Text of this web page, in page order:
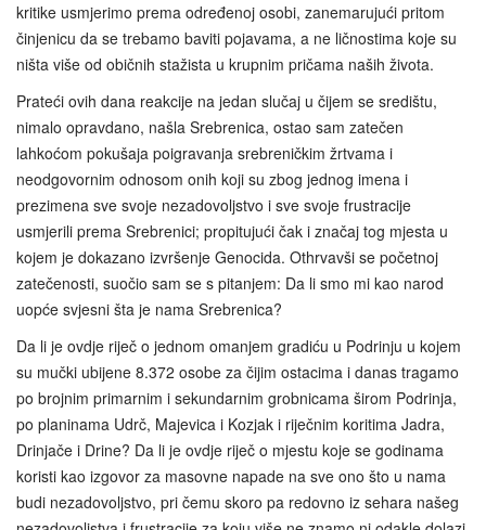
kritike usmjerimo prema određenoj osobi, zanemarujući pritom
činjenicu da se trebamo baviti pojavama, a ne ličnostima koje su
ništa više od običnih stažista u krupnim pričama naših života.
Prateći ovih dana reakcije na jedan slučaj u čijem se središtu,
nimalo opravdano, našla Srebrenica, ostao sam zatečen
lahkoćom pokušaja poigravanja srebreničkim žrtvama i
neodgovornim odnosom onih koji su zbog jednog imena i
prezimena sve svoje nezadovoljstvo i sve svoje frustracije
usmjerili prema Srebrenici; propitujući čak i značaj tog mjesta u
kojem je dokazano izvršenje Genocida. Othrvavši se početnoj
zatečenosti, suočio sam se s pitanjem: Da li smo mi kao narod
uopće svjesni šta je nama Srebrenica?
Da li je ovdje riječ o jednom omanjem gradiću u Podrinju u kojem
su mučki ubijene 8.372 osobe za čijim ostacima i danas tragamo
po brojnim primarnim i sekundarnim grobnicama širom Podrinja,
po planinama Udrč, Majevica i Kozjak i riječnim koritima Jadra,
Drinjače i Drine? Da li je ovdje riječ o mjestu koje se godinama
koristi kao izgovor za masovne napade na sve ono što u nama
budi nezadovoljstvo, pri čemu skoro pa redovno iz sehara našeg